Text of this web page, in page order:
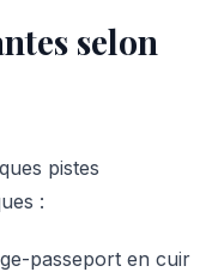
selon
pistes
:
passeport en cuir